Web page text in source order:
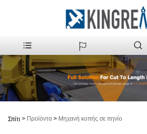
Σπίτι > Προϊόντα > Μηχανή κοπής σε πηνίο